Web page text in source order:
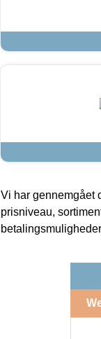
Vi har gennemgået
prisniveau,